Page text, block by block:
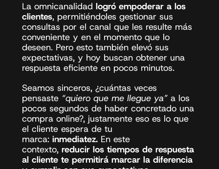
La omnicanalidad logró empoderar a los
clientes, permitiéndoles gestionar sus
consultas por el canal que les resulte más
conveniente y en el momento que lo
deseen. Pero esto también elevó sus
expectativas, y hoy buscan obtener una
respuesta eficiente en pocos minutos.
Seamos sinceros, ¿cuántas veces
pensaste “quiero que me llegue ya” a los
pocos segundos de haber concretado una
compra online?, justamente eso es lo que
el cliente espera de tu
marca: inmediatez. En este
contexto, reducir los tiempos de respuesta
al cliente te permitirá marcar la diferencia